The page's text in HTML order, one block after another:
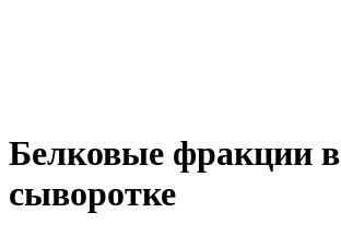
Белковые фракции в
сыворотке